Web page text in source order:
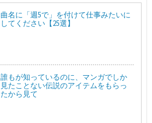
曲名に「週5で」を付けて仕事みたいに
してください【25選】
誰もが知っているのに、マンガでしか
見たことない伝説のアイテムをもらっ
たから見て